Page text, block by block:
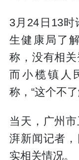
3月24日13时
生健康局了
称，没有相关
而小榄镇人
称，“这个不
当天，广州
湃新闻记者
实相关情况。